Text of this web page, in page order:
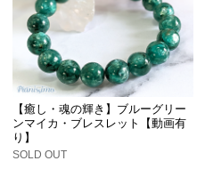
【癒し・魂の輝き】ブルーグリー
ンマイカ・ブレスレット【動画有
り】
SOLD OUT